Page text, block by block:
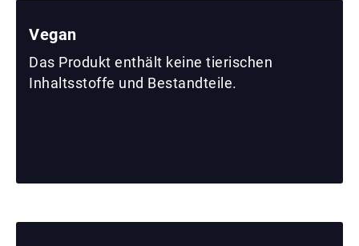
Vegan
Das Produkt enthält keine tierischen
Inhaltsstoffe und Bestandteile.